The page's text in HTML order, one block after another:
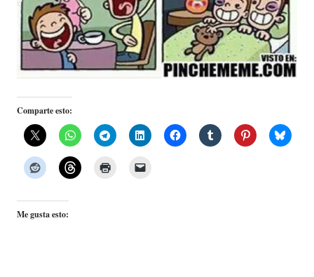
Comparte esto:
Me gusta esto: